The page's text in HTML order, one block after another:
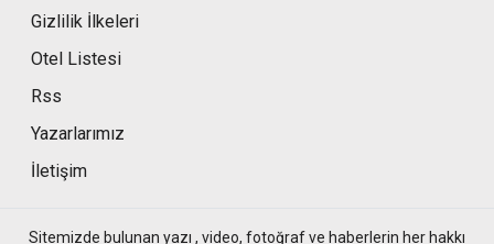
Gizlilik İlkeleri
Otel Listesi
Rss
Yazarlarımız
İletişim
Sitemizde bulunan yazı , video, fotoğraf ve haberlerin her hakkı